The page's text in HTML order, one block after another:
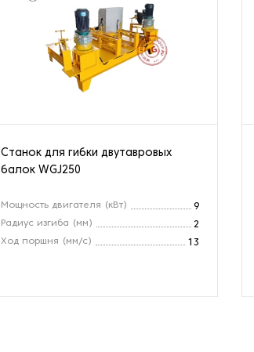
Станок для гибки двутавровых
балок WGJ250
Мощность двигателя (кВт)
9
Радиус изгиба (мм)
2
Ход поршня (мм/с)
13